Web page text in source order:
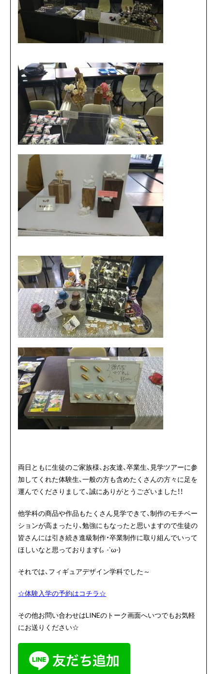
両日ともに生徒のご家族様、お友達、卒業生、見学ツアーに参
加してくれた体験生、一般の方も含めたくさんの方々に足を
運んでくださりまして、誠にありがとうございました！！
他学科の商品や作品もたくさん見学できて、制作のモチベー
ションが高まったり、勉強にもなったと思いますので生徒の
皆さんには引き続き進級制作・卒業制作に取り組んでいって
ほしいなと思っております(。-`ω-)
それでは、フィギュアデザイン学科でした～
☆体験入学の予約はコチラ☆
その他お問い合わせはLINEのトーク画面へいつでもお気軽
にお送りください☆